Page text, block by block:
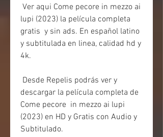
lupi (2023) la película completa
gratis  y sin ads. En español latino
y subtitulada en linea, calidad hd y
4k.
descargar la película completa de
Come pecore  in mezzo ai lupi
(2023) en HD y Gratis con Audio y
Subtitulado.